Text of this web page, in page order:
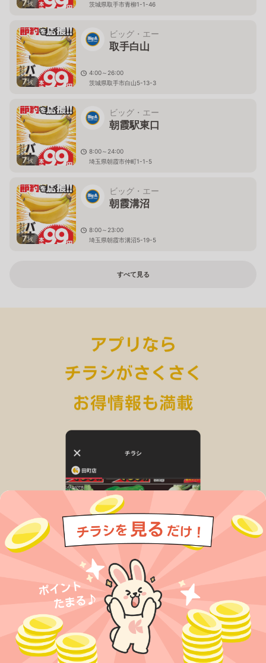
7枚
茨城県取手市青柳1-1-46
7枚
ビッグ・エー
取手白山
4:00～26:00
茨城県取手市白山5-13-3
7枚
ビッグ・エー
朝霞駅東口
8:00～24:00
埼玉県朝霞市仲町1-1-5
7枚
ビッグ・エー
朝霞溝沼
8:00～23:00
埼玉県朝霞市溝沼5-19-5
すべて見る